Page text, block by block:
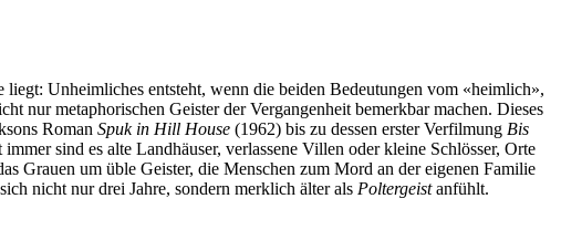
Unheimliches entsteht, wenn die beiden Bedeutungen vom «heimlich»,
nur metaphorischen Geister der Vergangenheit bemerkbar machen. Dieses
RomanSpuk in Hill House (1962) bis zu dessen erster Verfilmung Bis
sind es alte Landhäuser, verlassene Villen oder kleine Schlösser, Orte
Grauen um üble Geister, die Menschen zum Mord an der eigenen Familie
nicht nur drei Jahre, sondern merklich älter als Poltergeistanfühlt.